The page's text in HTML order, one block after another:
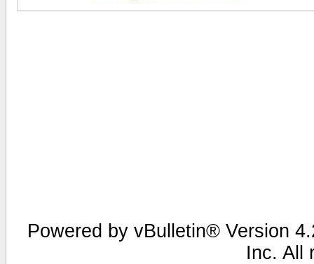
Powered by vBulletin® Version
Inc. All